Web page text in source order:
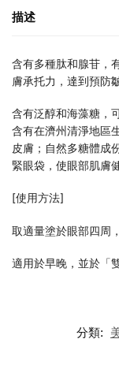
描述
含有多種肽和腺苷，
膚承托力，達到預防
含有泛醇和海藻糖，
含有在濟州清淨地區
皮膚；自然多糖體成
緊眼袋，使眼部肌膚
[使用方法]
取適量塗於眼部四周
適用於早晚，並於「
分類: